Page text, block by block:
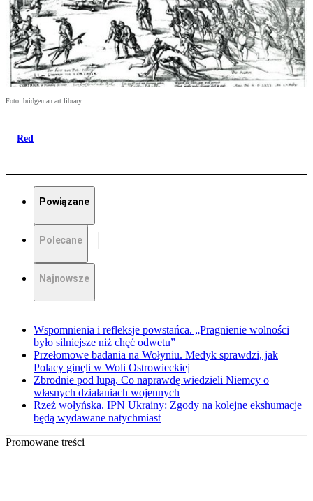
Foto: bridgeman art library
Red
Powiązane
Polecane
Najnowsze
Wspomnienia i refleksje powstańca. „Pragnienie wolności
było silniejsze niż chęć odwetu”
Przełomowe badania na Wołyniu. Medyk sprawdzi, jak
Polacy ginęli w Woli Ostrowieckiej
Zbrodnie pod lupą. Co naprawdę wiedzieli Niemcy o
własnych działaniach wojennych
Rzeź wołyńska. IPN Ukrainy: Zgody na kolejne ekshumacje
będą wydawane natychmiast
Promowane treści